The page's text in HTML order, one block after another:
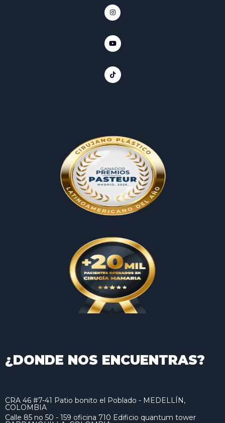
¿DONDE NOS ENCUENTRAS?
CRA 46 #7-41 Patio bonito el Poblado - MEDELLÍN,
COLOMBIA
Calle 85 no 50 - 159 oficina 710 Edificio quantum tower